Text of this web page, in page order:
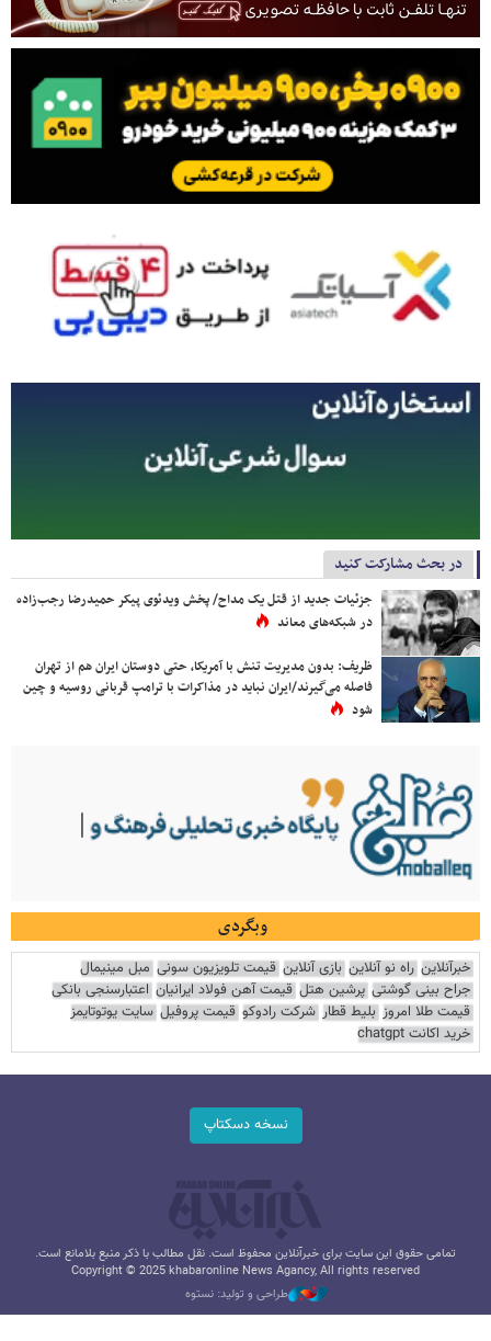
در بحث مشارکت کنید
جزئیات جدید از قتل یک مداح/ پخش ویدئوی پیکر حمیدرضا رجب‌زاده
در شبکه‌های معاند
ظریف: بدون مدیریت تنش با آمریکا، حتی دوستان ایران هم از تهران
فاصله می‌گیرند/ایران نباید در مذاکرات با ترامپ قربانی روسیه و چین
شود
وبگردی
خبرآنلاین راه نو آنلاین بازی آنلاین قیمت تلویزیون سونی مبل مینیمال
جراح بینی گوشتی پرشین هتل قیمت آهن فولاد ایرانیان اعتبارسنجی بانکی
قیمت طلا امروز بلیط قطار شرکت رادوکو قیمت پروفیل سایت یوتوتایمز
خرید اکانت chatgpt
نسخه دسکتاپ
تمامی حقوق این سایت برای خبرآنلاین محفوظ است. نقل مطالب با ذکر منبع بلامانع است.
Copyright © 2025 khabaronline News Agancy, All rights reserved
طراحی و تولید: نستوه